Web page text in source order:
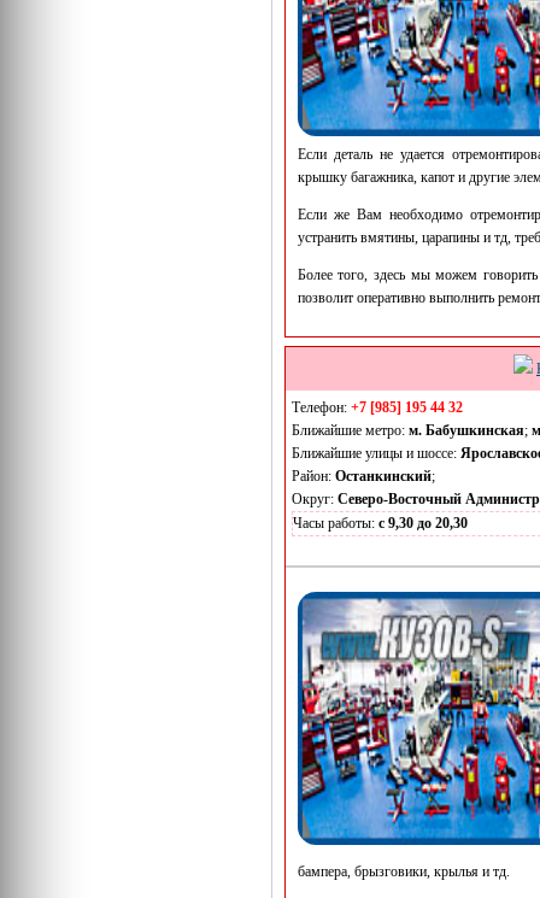
Если деталь не удается
крышку багажника, капот и другие
Если же Вам необходимо
устранить вмятины, царапины и тд,
Более того, здесь мы можем
позволит оперативно выполнить
Телефон: +7 [985] 195 44 32
Ближайшие метро: м. Бабушкинская;
Ближайшие улицы и шоссе:
Район: Останкинский;
Округ: Северо-Восточный
Часы работы: с 9,30 до 20,30
бампера, брызговики, крылья и тд.